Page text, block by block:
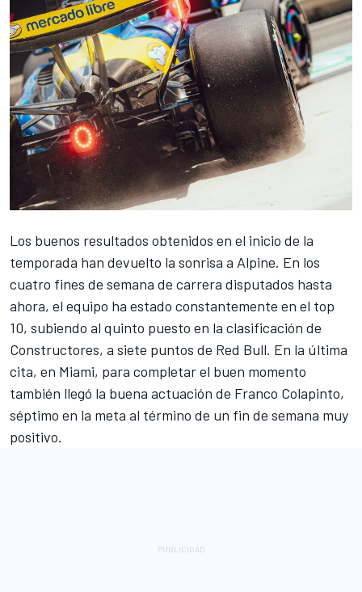
Los buenos resultados obtenidos en el inicio de la
temporada han devuelto la sonrisa a Alpine. En los
cuatro fines de semana de carrera disputados hasta
ahora, el equipo ha estado constantemente en el top
10, subiendo al quinto puesto en la clasificación de
Constructores, a siete puntos de Red Bull. En la última
cita, en Miami, para completar el buen momento
también llegó la buena actuación de Franco Colapinto,
séptimo en la meta al término de un fin de semana muy
positivo.